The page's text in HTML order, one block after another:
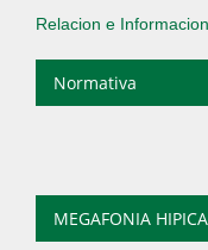
Relacion e
Normativa
MEGAFONIA